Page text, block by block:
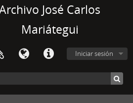
José Carlos
Mariátegui
Iniciar sesión